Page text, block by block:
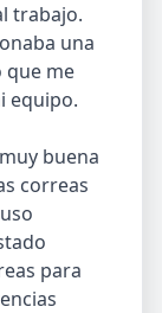
trabajo.
una
que me
equipo.
buena
correas
para